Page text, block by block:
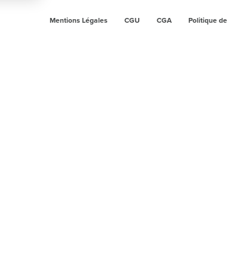
Mentions Légales CGU CGA Politique
de gérer vos paramètres de